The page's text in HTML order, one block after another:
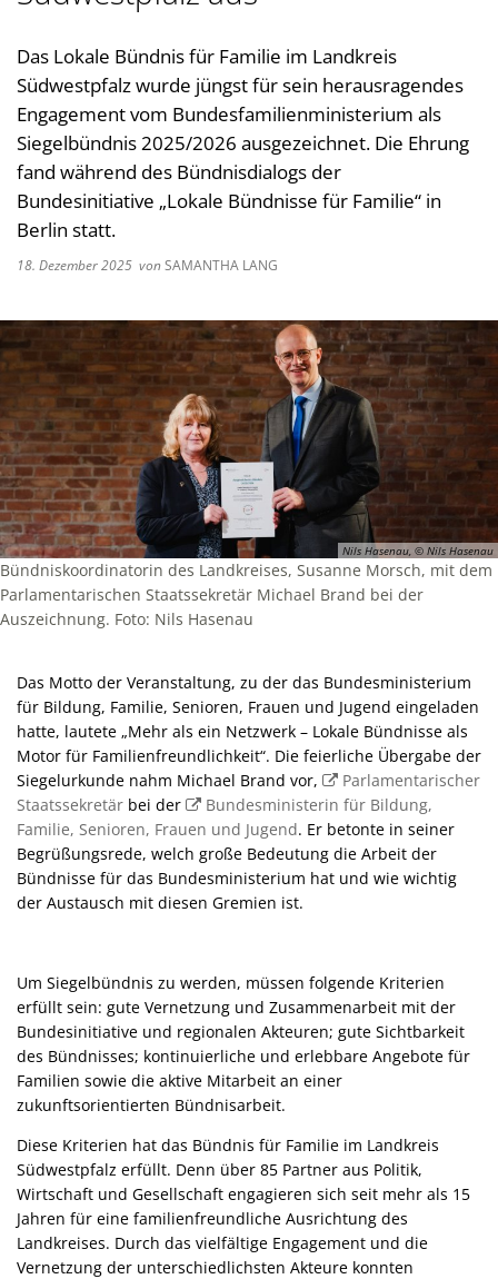
Öffnungszeiten
Das Lokale Bündnis für Familie im Landkreis
Südwestpfalz wurde jüngst für sein herausragendes
Engagement vom Bundesfamilienministerium als
Siegelbündnis 2025/2026 ausgezeichnet. Die Ehrung
fand während des Bündnisdialogs der
Bundesinitiative „Lokale Bündnisse für Familie“ in
Berlin statt.
18. Dezember 2025 vonSAMANTHA LANG
Nils Hasenau, © Nils Hasenau
Bündniskoordinatorin des Landkreises, Susanne Morsch, mit dem
Parlamentarischen Staatssekretär Michael Brand bei der
Auszeichnung. Foto: Nils Hasenau
Das Motto der Veranstaltung, zu der das Bundesministerium
für Bildung, Familie, Senioren, Frauen und Jugend eingeladen
hatte, lautete „Mehr als ein Netzwerk – Lokale Bündnisse als
Motor für Familienfreundlichkeit“. Die feierliche Übergabe der
Siegelurkunde nahm Michael Brand vor,
Parlamentarischer
Staatssekretär bei der
Bundesministerin für Bildung,
Familie, Senioren, Frauen und Jugend. Er betonte in seiner
Begrüßungsrede, welch große Bedeutung die Arbeit der
Bündnisse für das Bundesministerium hat und wie wichtig
der Austausch mit diesen Gremien ist.
Um Siegelbündnis zu werden, müssen folgende Kriterien
erfüllt sein: gute Vernetzung und Zusammenarbeit mit der
Bundesinitiative und regionalen Akteuren; gute Sichtbarkeit
des Bündnisses; kontinuierliche und erlebbare Angebote für
Familien sowie die aktive Mitarbeit an einer
zukunftsorientierten Bündnisarbeit.
Diese Kriterien hat das Bündnis für Familie im Landkreis
Südwestpfalz erfüllt. Denn über 85 Partner aus Politik,
Wirtschaft und Gesellschaft engagieren sich seit mehr als 15
Jahren für eine familienfreundliche Ausrichtung des
Landkreises. Durch das vielfältige Engagement und die
Vernetzung der unterschiedlichsten Akteure konnten